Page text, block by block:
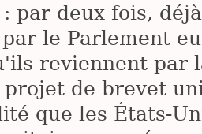
: par deux fois,
le Parlement
reviennent par
projet de brevet
que les États-